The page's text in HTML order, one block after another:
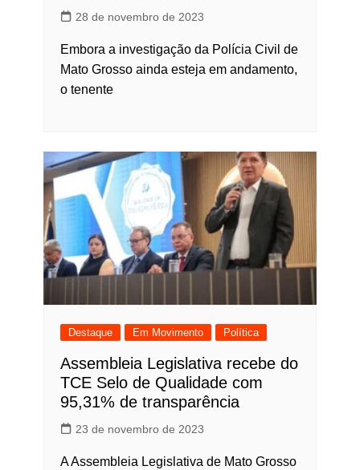
28 de novembro de 2023
Embora a investigação da Polícia Civil de
Mato Grosso ainda esteja em andamento,
o tenente
Destaque Em Movimento Política
Assembleia Legislativa recebe do
TCE Selo de Qualidade com
95,31% de transparência
23 de novembro de 2023
A Assembleia Legislativa de Mato Grosso